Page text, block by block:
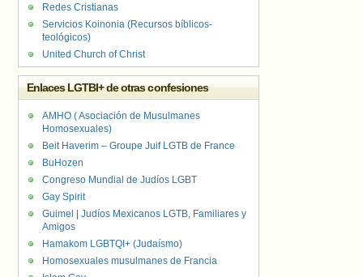
Redes Cristianas
Servicios Koinonia (Recursos bíblicos-
teológicos)
United Church of Christ
Enlaces LGTBI+ de otras confesiones
AMHO ( Asociación de Musulmanes
Homosexuales)
Beit Haverim – Groupe Juif LGTB de France
BuHozen
Congreso Mundial de Judíos LGBT
Gay Spirit
Guimel | Judíos Mexicanos LGTB, Familiares y
Amigos
Hamakom LGBTQI+ (Judaísmo)
Homosexuales musulmanes de Francia